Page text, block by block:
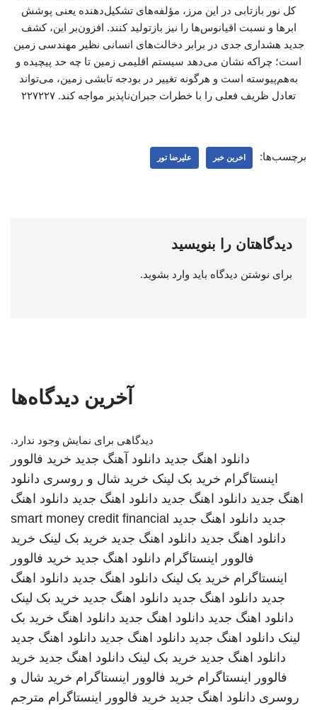
کل نور بازتابی در این مرز، مؤلفه‌های تشکیل‌دهنده یعنی پوشش
ابرها و نسبت اقیانوس‌ها را نیز بازتولید کنند. افزون‌بر این، کشف
جدید هشداری جدی در برابر دخالت‌های انسانی نظیر مهندسی زمین
است؛ چراکه نشان می‌دهد سیستم اقلیمی زمین تا چه حد پیچیده و
به‌هم‌پیوسته است و هرگونه تغییر در بودجه تابشی زمین، می‌تواند
تعادل ظریف فعلی را با خطرات جبران‌ناپذیر مواجه کند. ۲۲۷۲۲۷
برچسب‌ها: اخرین خبر علیرضا تور
دیدگاهتان را بنویسید
برای نوشتن دیدگاه باید وارد بشوید.
آخرین دیدگاه‌ها
دیدگاهی برای نمایش وجود ندارد.
دانلود اهنگ جدید دانلود آهنگ جدید خرید فالوور
اینستاگرام خرید بک لینک خرید شال و روسری دانلود
اهنگ جدید دانلود اهنگ جدید دانلود اهنگ جدید دانلود اهنگ
جدید دانلود اهنگ جدید smart money credit financial
دانلود اهنگ جدید دانلود اهنگ جدید خرید بک لینک خرید
فالوور اینستاگرام دانلود اهنگ جدید خرید فالوور
اینستاگرام خرید بک لینک دانلود اهنگ جدید دانلود اهنگ
جدید دانلود اهنگ جدید دانلود اهنگ جدید خرید بک لینک
دانلود اهنگ جدید دانلود اهنگ جدید دانلود اهنگ خرید بک
لینک دانلود اهنگ جدید دانلود اهنگ جدید دانلود اهنگ جدید
دانلود اهنگ جدید خرید بک لینک دانلود اهنگ جدید خرید
فالوور اینستاگرام خرید فالوور اینستاگرام خرید شال و
روسری دانلود اهنگ جدید خرید فالوور اینستاگرام مترجم